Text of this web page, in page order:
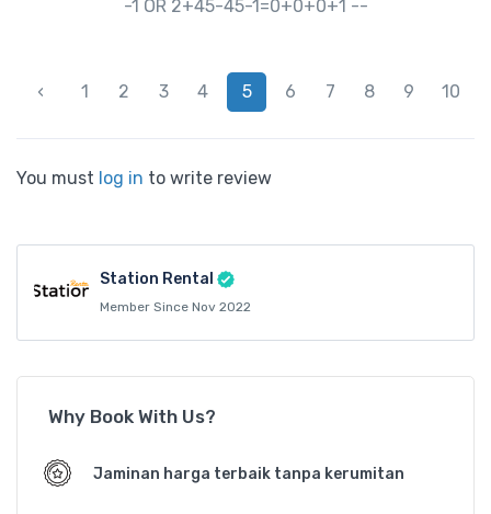
-1 OR 2+45-45-1=0+0+0+1 --
‹ 1 2 3 4 5 6 7 8 9 10
You must log in to write review
Station Rental
Member Since Nov 2022
Why Book With Us?
Jaminan harga terbaik tanpa kerumitan